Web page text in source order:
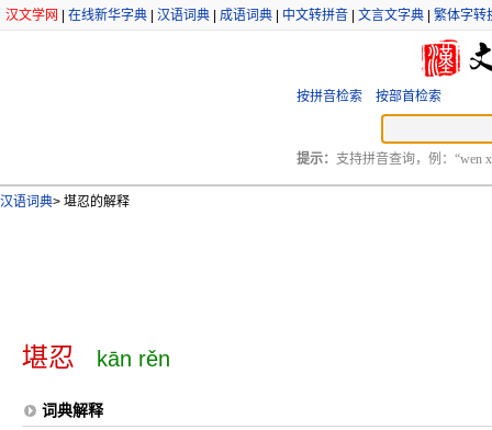
汉文学网 在线新华字典 汉语词典 成语词典 中文转拼音 文言文字典 繁体字转
按拼音检索 按部首检索
提示： 支持拼音查询，例：“wen
汉语词典> 堪忍的解释
堪忍 kān rěn
词典解释